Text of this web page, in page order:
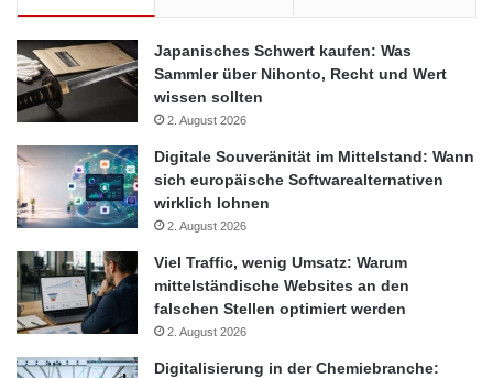
Japanisches Schwert kaufen: Was
Sammler über Nihonto, Recht und Wert
wissen sollten
2. August 2026
Digitale Souveränität im Mittelstand: Wann
sich europäische Softwarealternativen
wirklich lohnen
2. August 2026
Viel Traffic, wenig Umsatz: Warum
mittelständische Websites an den
falschen Stellen optimiert werden
2. August 2026
Digitalisierung in der Chemiebranche: